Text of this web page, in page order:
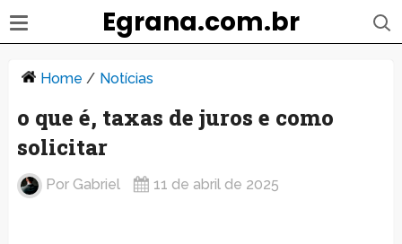
Egrana.com.br
Home / Notícias
o que é, taxas de juros e como
solicitar
Por Gabriel 11 de abril de 2025